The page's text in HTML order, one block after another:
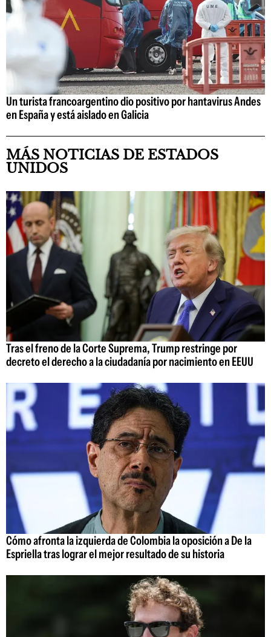
Un turista francoargentino dio positivo por hantavirus Andes
en España y está aislado en Galicia
MÁS NOTICIAS DE ESTADOS
UNIDOS
Tras el freno de la Corte Suprema, Trump restringe por
decreto el derecho a la ciudadanía por nacimiento en EEUU
Cómo afronta la izquierda de Colombia la oposición a De la
Espriella tras lograr el mejor resultado de su historia